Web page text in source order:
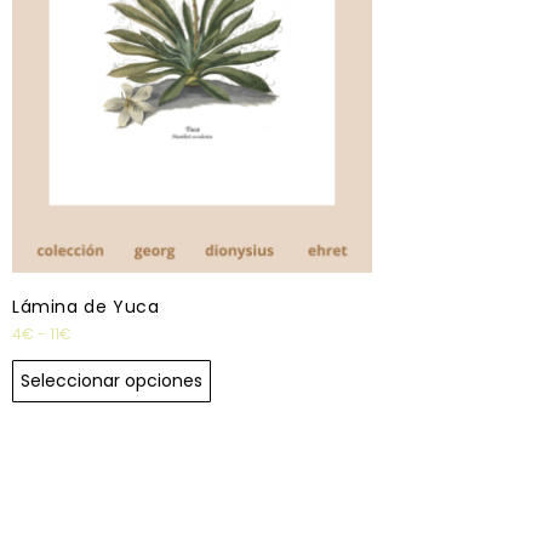
Lámina de Yuca
4€ - 11€
Seleccionar opciones